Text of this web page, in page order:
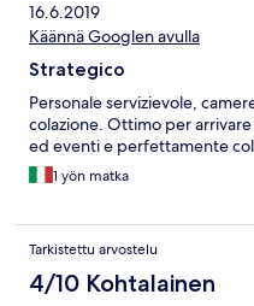
16.6.2019
Käännä Googlen avulla
Strategico
Personale servizievole,
colazione. Ottimo per
ed eventi e perfettamente
1 yön matka
Tarkistettu arvostelu
4/10 Kohtalainen